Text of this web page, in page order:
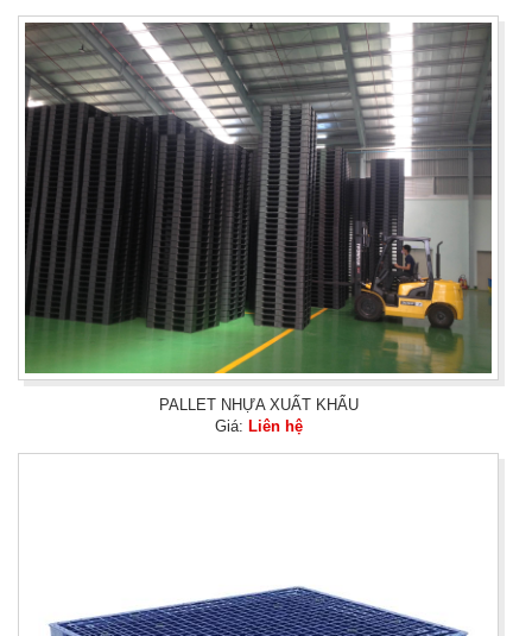
Kích thước đa dạng, giá rẽ, chất lượng đảm bảo tải
tiêu chuẩn quốc tế,
Có thể tái xử dụng lại nhiều lần trong việc lưu thông và
1000 x 1000 x 120 mm, 1200 x 1100 x 120 mm,...
PALLET NHỰA XUẤT KHẨU
Giá: Liên hệ